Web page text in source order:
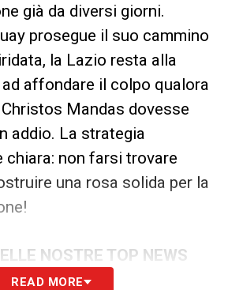
già da diversi giorni.
prosegue il suo cammino
la Lazio resta alla
affondare il colpo qualora
Mandas dovesse
addio. La strategia
chiara: non farsi trovare
una rosa solida per la
NOSTRE TOP NEWS
READ MORE